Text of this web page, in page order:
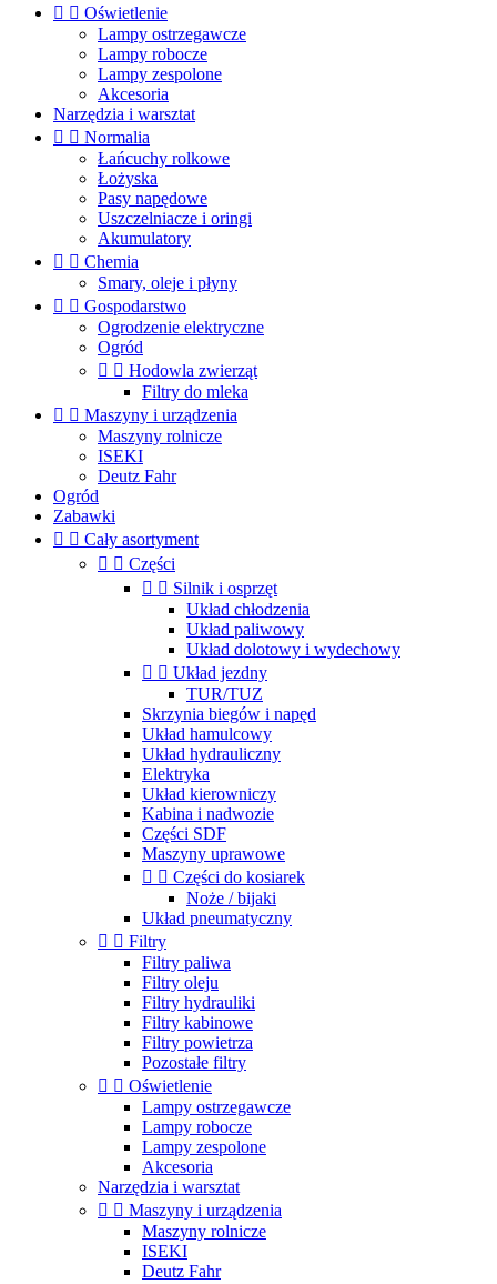
  Oświetlenie
Lampy ostrzegawcze
Lampy robocze
Lampy zespolone
Akcesoria
Narzędzia i warsztat
  Normalia
Łańcuchy rolkowe
Łożyska
Pasy napędowe
Uszczelniacze i oringi
Akumulatory
  Chemia
Smary, oleje i płyny
  Gospodarstwo
Ogrodzenie elektryczne
Ogród
  Hodowla zwierząt
Filtry do mleka
  Maszyny i urządzenia
Maszyny rolnicze
ISEKI
Deutz Fahr
Ogród
Zabawki
  Cały asortyment
  Części
  Silnik i osprzęt
Układ chłodzenia
Układ paliwowy
Układ dolotowy i wydechowy
  Układ jezdny
TUR/TUZ
Skrzynia biegów i napęd
Układ hamulcowy
Układ hydrauliczny
Elektryka
Układ kierowniczy
Kabina i nadwozie
Części SDF
Maszyny uprawowe
  Części do kosiarek
Noże / bijaki
Układ pneumatyczny
  Filtry
Filtry paliwa
Filtry oleju
Filtry hydrauliki
Filtry kabinowe
Filtry powietrza
Pozostałe filtry
  Oświetlenie
Lampy ostrzegawcze
Lampy robocze
Lampy zespolone
Akcesoria
Narzędzia i warsztat
  Maszyny i urządzenia
Maszyny rolnicze
ISEKI
Deutz Fahr